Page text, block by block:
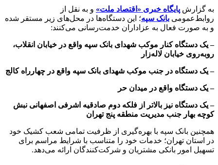
به گزارش پایگاه خبری «اقتصاد ملت» و به نقل از
روابط‌عمومی بانک سپه؛ این دستگاه‌ها در محل‌های زیر مستقر شده
و به صورت فعال به عزاداران خدمت‌رسانی می‌کنند:
– یک دستگاه کنار موکب شهدای بانک سپه واقع در خیابان انقلاب،
روبه‌روی خیابان لاله‌زار
– یک دستگاه در جنب موکب شهدای بانک سپه واقع در چهارراه کالج
– یک دستگاه واقع در میدان حر
– یک دستگاه نیز بالاتر از فلکه دوم صادقیه اشرفی اصفهانی نبش
کوچه بهار جنب مدیریت منطقه پنج تهران
همچنین بانک سپه با بهره‌گیری از ظرفیت تمامی شعب کشیک خود
در استان تهران؛ خدمات خود را متناسب با شرایط مراسم برای
تسهیل امور بانکی مشتریان و شرکت‌کنندگان ارائه می‌دهد.